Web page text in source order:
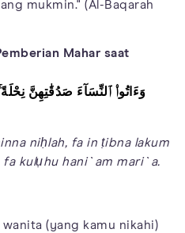
mukmin." (Al-Baqarah
Mahar saat
وَءَاتُوا۟ ٱلنِّسَآءَ صَدُقَٰتِهِنَّ
niḥlah, fa in ṭibna lakum
kulụhu hani`am mari`a.
(yang kamu nikahi)